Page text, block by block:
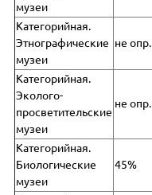
музеи
Категорийная.
Этнографические
музеи
не опр.
Категорийная.
Эколого-
просветительские
музеи
не опр.
Категорийная.
Биологические
музеи
45%